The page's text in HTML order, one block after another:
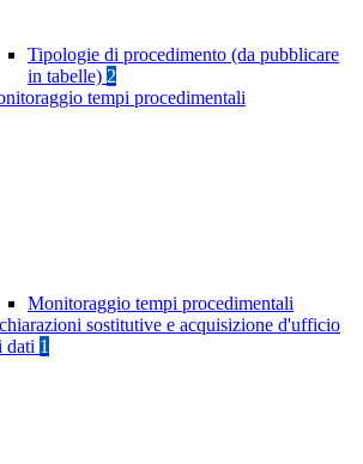
Tipologie di procedimento (da pubblicare
in tabelle) 2
tempi procedimentali
Monitoraggio tempi procedimentali
sostitutive e acquisizione d'ufficio
dati 1